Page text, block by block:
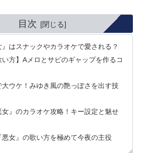
目次
』はスナックやカラオケで愛される？
い方】Aメロとサビのギャップを作るコ
大ウケ！みゆき風の艶っぽさを出す技
女』のカラオケ攻略！キー設定と魅せ
悪女』の歌い方を極めて今夜の主役